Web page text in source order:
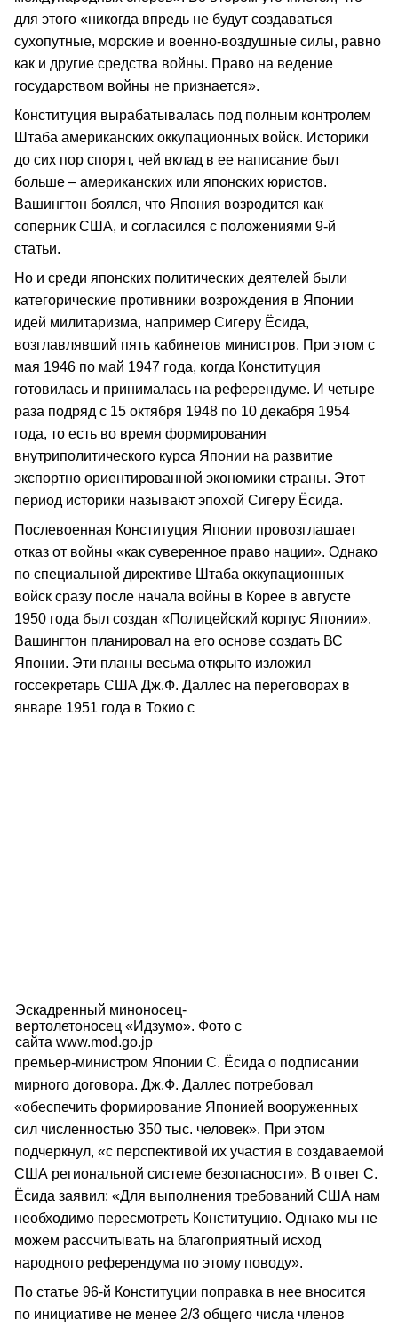
для этого «никогда впредь не будут создаваться
сухопутные, морские и военно-воздушные силы, равно
как и другие средства войны. Право на ведение
государством войны не признается».
Конституция вырабатывалась под полным контролем
Штаба американских оккупационных войск. Историки
до сих пор спорят, чей вклад в ее написание был
больше – американских или японских юристов.
Вашингтон боялся, что Япония возродится как
соперник США, и согласился с положениями 9-й
статьи.
Но и среди японских политических деятелей были
категорические противники возрождения в Японии
идей милитаризма, например Сигеру Ёсида,
возглавлявший пять кабинетов министров. При этом с
мая 1946 по май 1947 года, когда Конституция
готовилась и принималась на референдуме. И четыре
раза подряд с 15 октября 1948 по 10 декабря 1954
года, то есть во время формирования
внутриполитического курса Японии на развитие
экспортно ориентированной экономики страны. Этот
период историки называют эпохой Сигеру Ёсида.
Послевоенная Конституция Японии провозглашает
отказ от войны «как суверенное право нации». Однако
по специальной директиве Штаба оккупационных
войск сразу после начала войны в Корее в августе
1950 года был создан «Полицейский корпус Японии».
Вашингтон планировал на его основе создать ВС
Японии. Эти планы весьма открыто изложил
госсекретарь США Дж.Ф. Даллес на переговорах в
январе 1951 года в Токио с
Эскадренный миноносец-
вертолетоносец «Идзумо». Фото с
сайта www.mod.go.jp
премьер-министром Японии С. Ёсида о подписании
мирного договора. Дж.Ф. Даллес потребовал
«обеспечить формирование Японией вооруженных
сил численностью 350 тыс. человек». При этом
подчеркнул, «с перспективой их участия в создаваемой
США региональной системе безопасности». В ответ С.
Ёсида заявил: «Для выполнения требований США нам
необходимо пересмотреть Конституцию. Однако мы не
можем рассчитывать на благоприятный исход
народного референдума по этому поводу».
По статье 96-й Конституции поправка в нее вносится
по инициативе не менее 2/3 общего числа членов